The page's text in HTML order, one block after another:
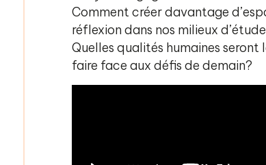
Comment créer davantage
réflexion dans nos milieux
Quelles qualités humaines
faire face aux défis de demain?